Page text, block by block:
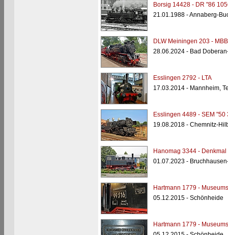
Borsig 14428 - DR "86
21.01.1988 - Annaberg-
DLW Meiningen 203 -
28.06.2024 - Bad
Esslingen 2792 - LTA
17.03.2014 - Mannheim,
Esslingen 4489 - SEM "50
19.08.2018 - Chemnitz-
Hanomag 3344 -
01.07.2023 -
Hartmann 1779 -
05.12.2015 - Schönheide
Hartmann 1779 -